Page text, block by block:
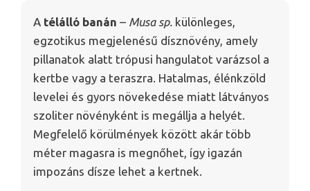
A télálló banán – Musa sp. különleges,
egzotikus megjelenésű dísznövény, amely
pillanatok alatt trópusi hangulatot varázsol a
kertbe vagy a teraszra. Hatalmas, élénkzöld
levelei és gyors növekedése miatt látványos
szoliter növényként is megállja a helyét.
Megfelelő körülmények között akár több
méter magasra is megnőhet, így igazán
impozáns dísze lehet a kertnek.